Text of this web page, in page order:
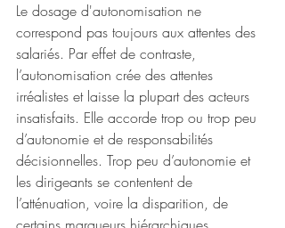
Le dosage d'autonomisation ne
correspond pas toujours aux attentes des
salariés. Par effet de contraste,
l’autonomisation crée des attentes
irréalistes et laisse la plupart des acteurs
insatisfaits. Elle accorde trop ou trop peu
d’autonomie et de responsabilités
décisionnelles. Trop peu d’autonomie et
les dirigeants se contentent de
l’atténuation, voire la disparition, de